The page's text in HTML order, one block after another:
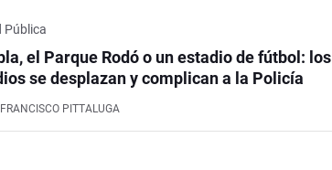
Pública
el Parque Rodó o un estadio de fútbol: los
se desplazan y complican a la Policía
PITTALUGA